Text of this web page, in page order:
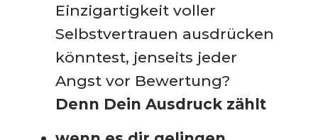
Einzigartigkeit voller
Selbstvertrauen ausdrücken
könntest, jenseits jeder
Angst vor Bewertung?
Denn Dein Ausdruck zählt